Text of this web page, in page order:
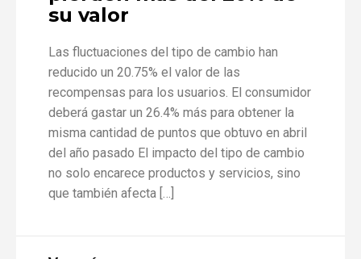
su valor
Las fluctuaciones del tipo de cambio han
reducido un 20.75% el valor de las
recompensas para los usuarios. El consumidor
deberá gastar un 26.4% más para obtener la
misma cantidad de puntos que obtuvo en abril
del año pasado El impacto del tipo de cambio
no solo encarece productos y servicios, sino
que también afecta […]